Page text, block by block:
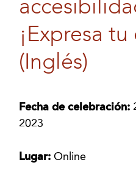
¡Expresa
(Inglés)
Fecha de celebración:
2023
Lugar:Online